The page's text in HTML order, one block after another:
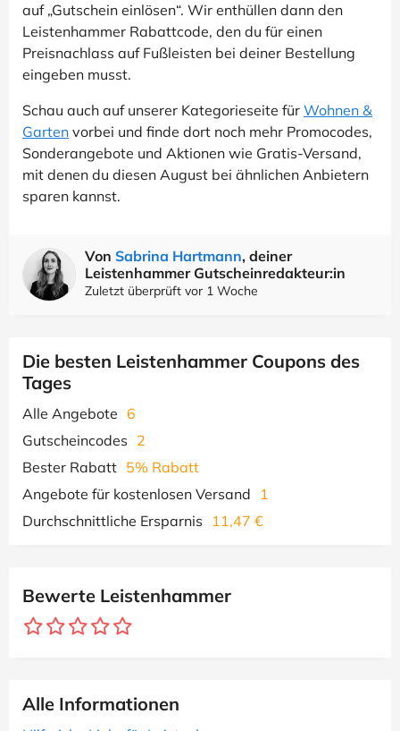
auf „Gutschein einlösen“. Wir enthüllen dann den
Leistenhammer Rabattcode, den du für einen
Preisnachlass auf Fußleisten bei deiner Bestellung
eingeben musst.
Schau auch auf unserer Kategorieseite für Wohnen &
Garten vorbei und finde dort noch mehr Promocodes,
Sonderangebote und Aktionen wie Gratis-Versand,
mit denen du diesen August bei ähnlichen Anbietern
sparen kannst.
Von Sabrina Hartmann, deiner
Leistenhammer Gutscheinredakteur:in
Zuletzt überprüft vor 1 Woche
Die besten Leistenhammer Coupons des
Tages
Alle Angebote 6
Gutscheincodes 2
Bester Rabatt 5% Rabatt
Angebote für kostenlosen Versand
1
Durchschnittliche Ersparnis
11,47 €
Bewerte Leistenhammer
Alle Informationen